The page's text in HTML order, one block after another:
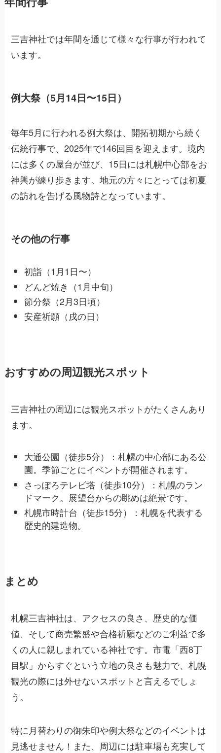
三吉神社では年間を通じて様々な行事が行われて
います。
例大祭（5月14日〜15日）
毎年5月に行われる例大祭は、開拓初期から続く
伝統行事で、2025年で146回目を迎えます。境内
には多くの屋台が並び、15日には札幌中心部をお
神輿が練り歩きます。地元の方々にとっては初夏
の訪れを告げる風物詩となっています。
その他の行事
初詣（1月1日〜）
どんど焼き（1月中旬）
節分祭（2月3日頃）
安産祈願（戌の日）
おすすめの周辺観光スポット
三吉神社の周辺には観光スポットがたくさんあり
ます。
大通公園（徒歩5分）：札幌の中心部にある公
園。季節ごとにイベントが開催されます。
さっぽろテレビ塔（徒歩10分）：札幌のラン
ドマーク。展望台からの眺めは絶景です。
札幌市時計台（徒歩15分）：札幌を代表する
歴史的建造物。
まとめ
札幌三吉神社は、アクセスの良さ、歴史的な価
値、そして商売繁盛や合格祈願などのご利益で多
くの人に親しまれている神社です。市電「西8丁
目駅」からすぐという立地の良さも魅力で、札幌
観光の際には外せないスポットと言えるでしょ
う。
特に月替わりの御朱印や例大祭などのイベントは
見逃せません！また、周辺には駐車場も充実して